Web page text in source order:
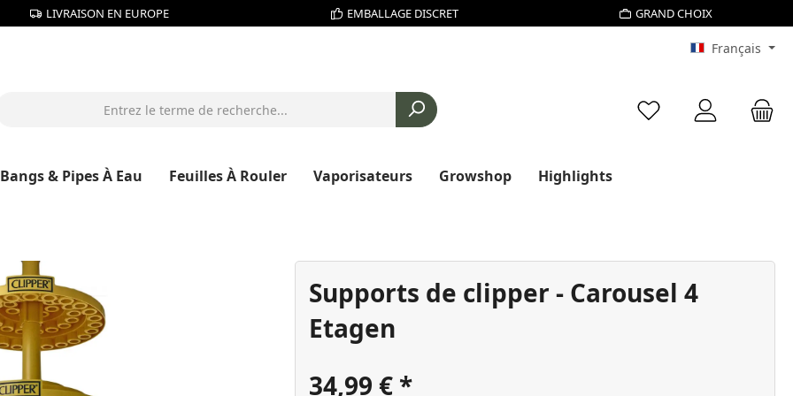
LIVRAISON EN EUROPE EMBALLAGE DISCRET GRAND CHOIX
Français
Vous avez 0 articles
Bangs & Pipes À Eau Feuilles À Rouler Vaporisateurs Growshop Highlights
Supports de clipper - Carousel 4
Etagen
34,99 €